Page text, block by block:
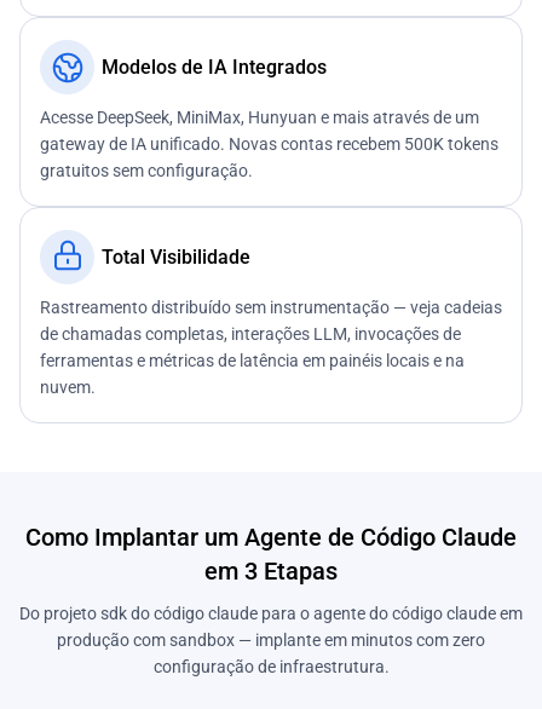
Modelos de IA Integrados
Acesse DeepSeek, MiniMax, Hunyuan e mais através de um
gateway de IA unificado. Novas contas recebem 500K tokens
gratuitos sem configuração.
Total Visibilidade
Rastreamento distribuído sem instrumentação — veja cadeias
de chamadas completas, interações LLM, invocações de
ferramentas e métricas de latência em painéis locais e na
nuvem.
Como Implantar um Agente de Código Claude
em 3 Etapas
Do projeto sdk do código claude para o agente do código claude em
produção com sandbox — implante em minutos com zero
configuração de infraestrutura.